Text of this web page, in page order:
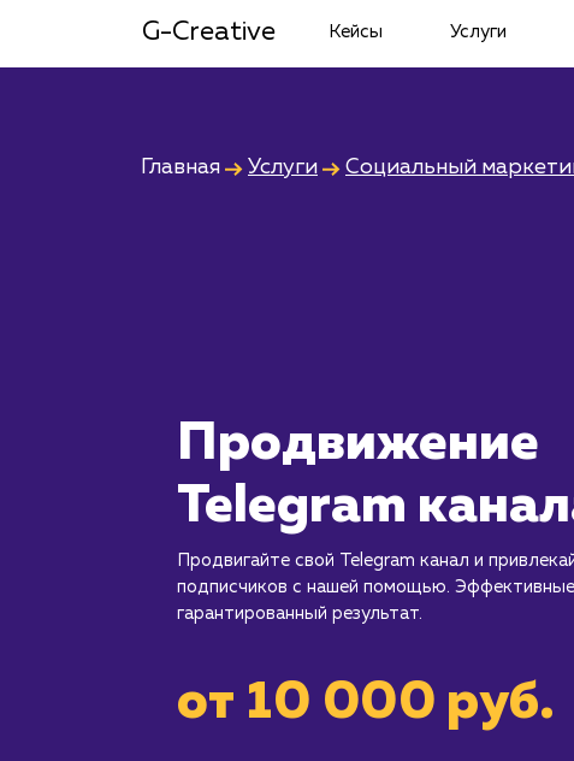
G-Creative Кейсы Услуги
Главная Услуги Социальный
Продвижение
Telegram
Продвигайте свой Telegram канал и
подписчиков с нашей помощью. Эффективные
гарантированный результат.
от 10 000 руб.